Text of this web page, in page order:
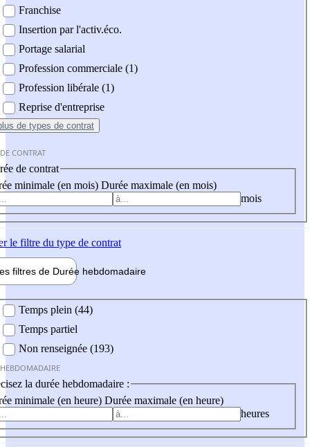
Franchise
Insertion par l'activ.éco.
Portage salarial
Profession commerciale (1)
Profession libérale (1)
Reprise d'entreprise
de types de contrat
CONTRAT
de contrat
minimale (en mois) Durée maximale (en mois)
mois
le filtre du type de contrat
filtres de Durée hebdomadaire
Temps plein (44)
Temps partiel
Non renseignée (193)
la durée hebdomadaire :
minimale (en heure) Durée maximale (en heure)
heures